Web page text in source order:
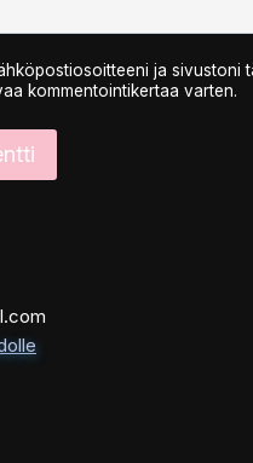
ja sivustoni
kommentointikertaa varten.